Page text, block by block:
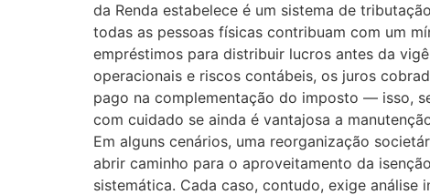
da Renda estabelece é um sistema de
todas as pessoas físicas contribuam com um
empréstimos para distribuir lucros antes da
operacionais e riscos contábeis, os juros
pago na complementação do imposto — isso,
com cuidado se ainda é vantajosa a
Em alguns cenários, uma reorganização
abrir caminho para o aproveitamento da
sistemática. Cada caso, contudo, exige